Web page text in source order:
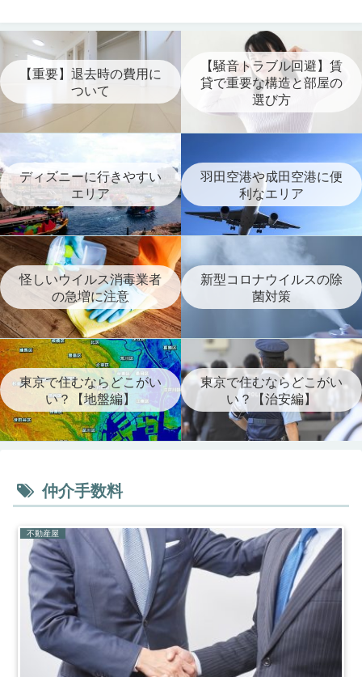
【重要】退去時の費用に
ついて
【騒音トラブル回避】賃
貸で重要な構造と部屋の
選び方
ディズニーに行きやすい
エリア
羽田空港や成田空港に便
利なエリア
怪しいウイルス消毒業者
の急増に注意
新型コロナウイルスの除
菌対策
東京で住むならどこがい
い？【地盤編】
東京で住むならどこがい
い？【治安編】
仲介手数料
不動産屋